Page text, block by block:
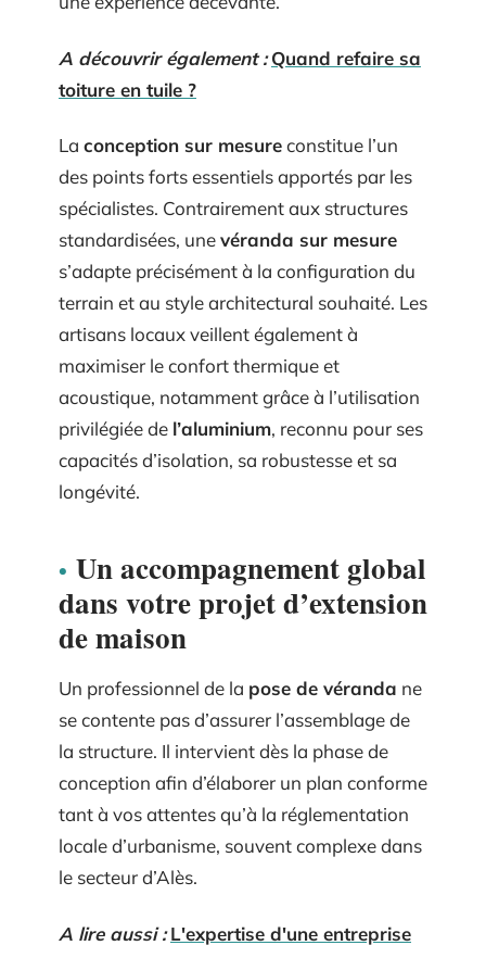
A découvrir également : Quand refaire sa
toiture en tuile ?
La conception sur mesureconstitue l’un
des points forts essentiels apportés par les
spécialistes. Contrairement aux structures
standardisées, unevéranda sur mesure
s’adapte précisément à la configuration du
terrain et au style architectural souhaité. Les
artisans locaux veillent également à
maximiser le confort thermique et
acoustique, notamment grâce à l’utilisation
privilégiée de l’aluminium, reconnu pour ses
capacités d’isolation, sa robustesse et sa
longévité.
Un accompagnement global
dans votre projet d’extension
de maison
Un professionnel de la pose de véranda ne
se contente pas d’assurer l’assemblage de
la structure. Il intervient dès la phase de
conception afin d’élaborer un plan conforme
tant à vos attentes qu’à la réglementation
locale d’urbanisme, souvent complexe dans
le secteur d’Alès.
A lire aussi : L'expertise d'une entreprise